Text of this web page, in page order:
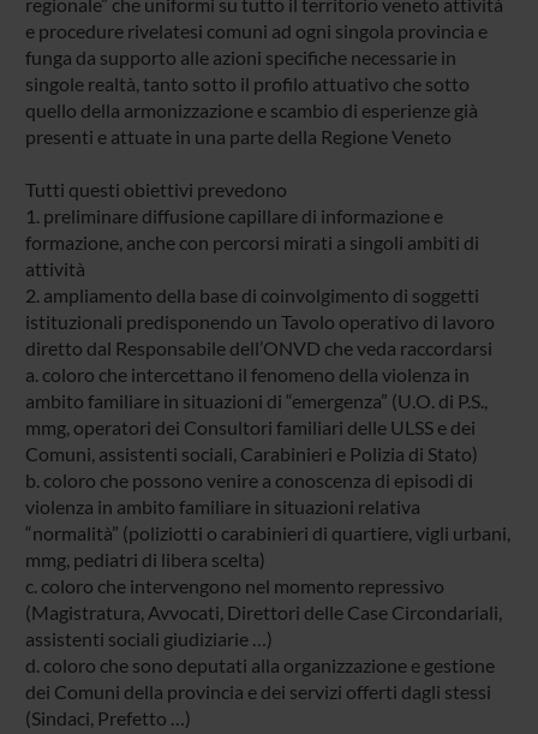
e procedure rivelatesi comuni ad ogni singola provincia e
funga da supporto alle azioni specifiche necessarie in
singole realtà, tanto sotto il profilo attuativo che sotto
quello della armonizzazione e scambio di esperienze già
presenti e attuate in una parte della Regione Veneto
Tutti questi obiettivi prevedono
1. preliminare diffusione capillare di informazione e
formazione, anche con percorsi mirati a singoli ambiti di
attività
2. ampliamento della base di coinvolgimento di soggetti
istituzionali predisponendo un Tavolo operativo di lavoro
diretto dal Responsabile dell’ONVD che veda raccordarsi
a. coloro che intercettano il fenomeno della violenza in
ambito familiare in situazioni di “emergenza” (U.O. di P.S.,
mmg, operatori dei Consultori familiari delle ULSS e dei
Comuni, assistenti sociali, Carabinieri e Polizia di Stato)
b. coloro che possono venire a conoscenza di episodi di
violenza in ambito familiare in situazioni relativa
“normalità” (poliziotti o carabinieri di quartiere, vigli urbani,
mmg, pediatri di libera scelta)
c. coloro che intervengono nel momento repressivo
(Magistratura, Avvocati, Direttori delle Case Circondariali,
assistenti sociali giudiziarie …)
d. coloro che sono deputati alla organizzazione e gestione
dei Comuni della provincia e dei servizi offerti dagli stessi
(Sindaci, Prefetto …)